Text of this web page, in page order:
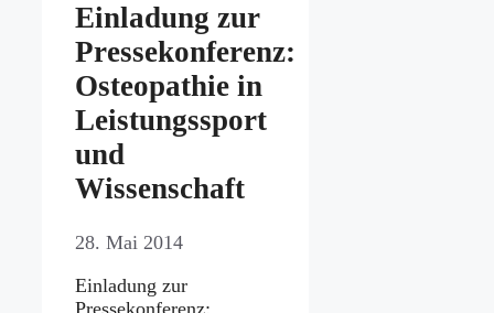
Einladung zur
Pressekonferenz:
Osteopathie in
Leistungssport
und
Wissenschaft
28. Mai 2014
Einladung zur
Pressekonferenz: